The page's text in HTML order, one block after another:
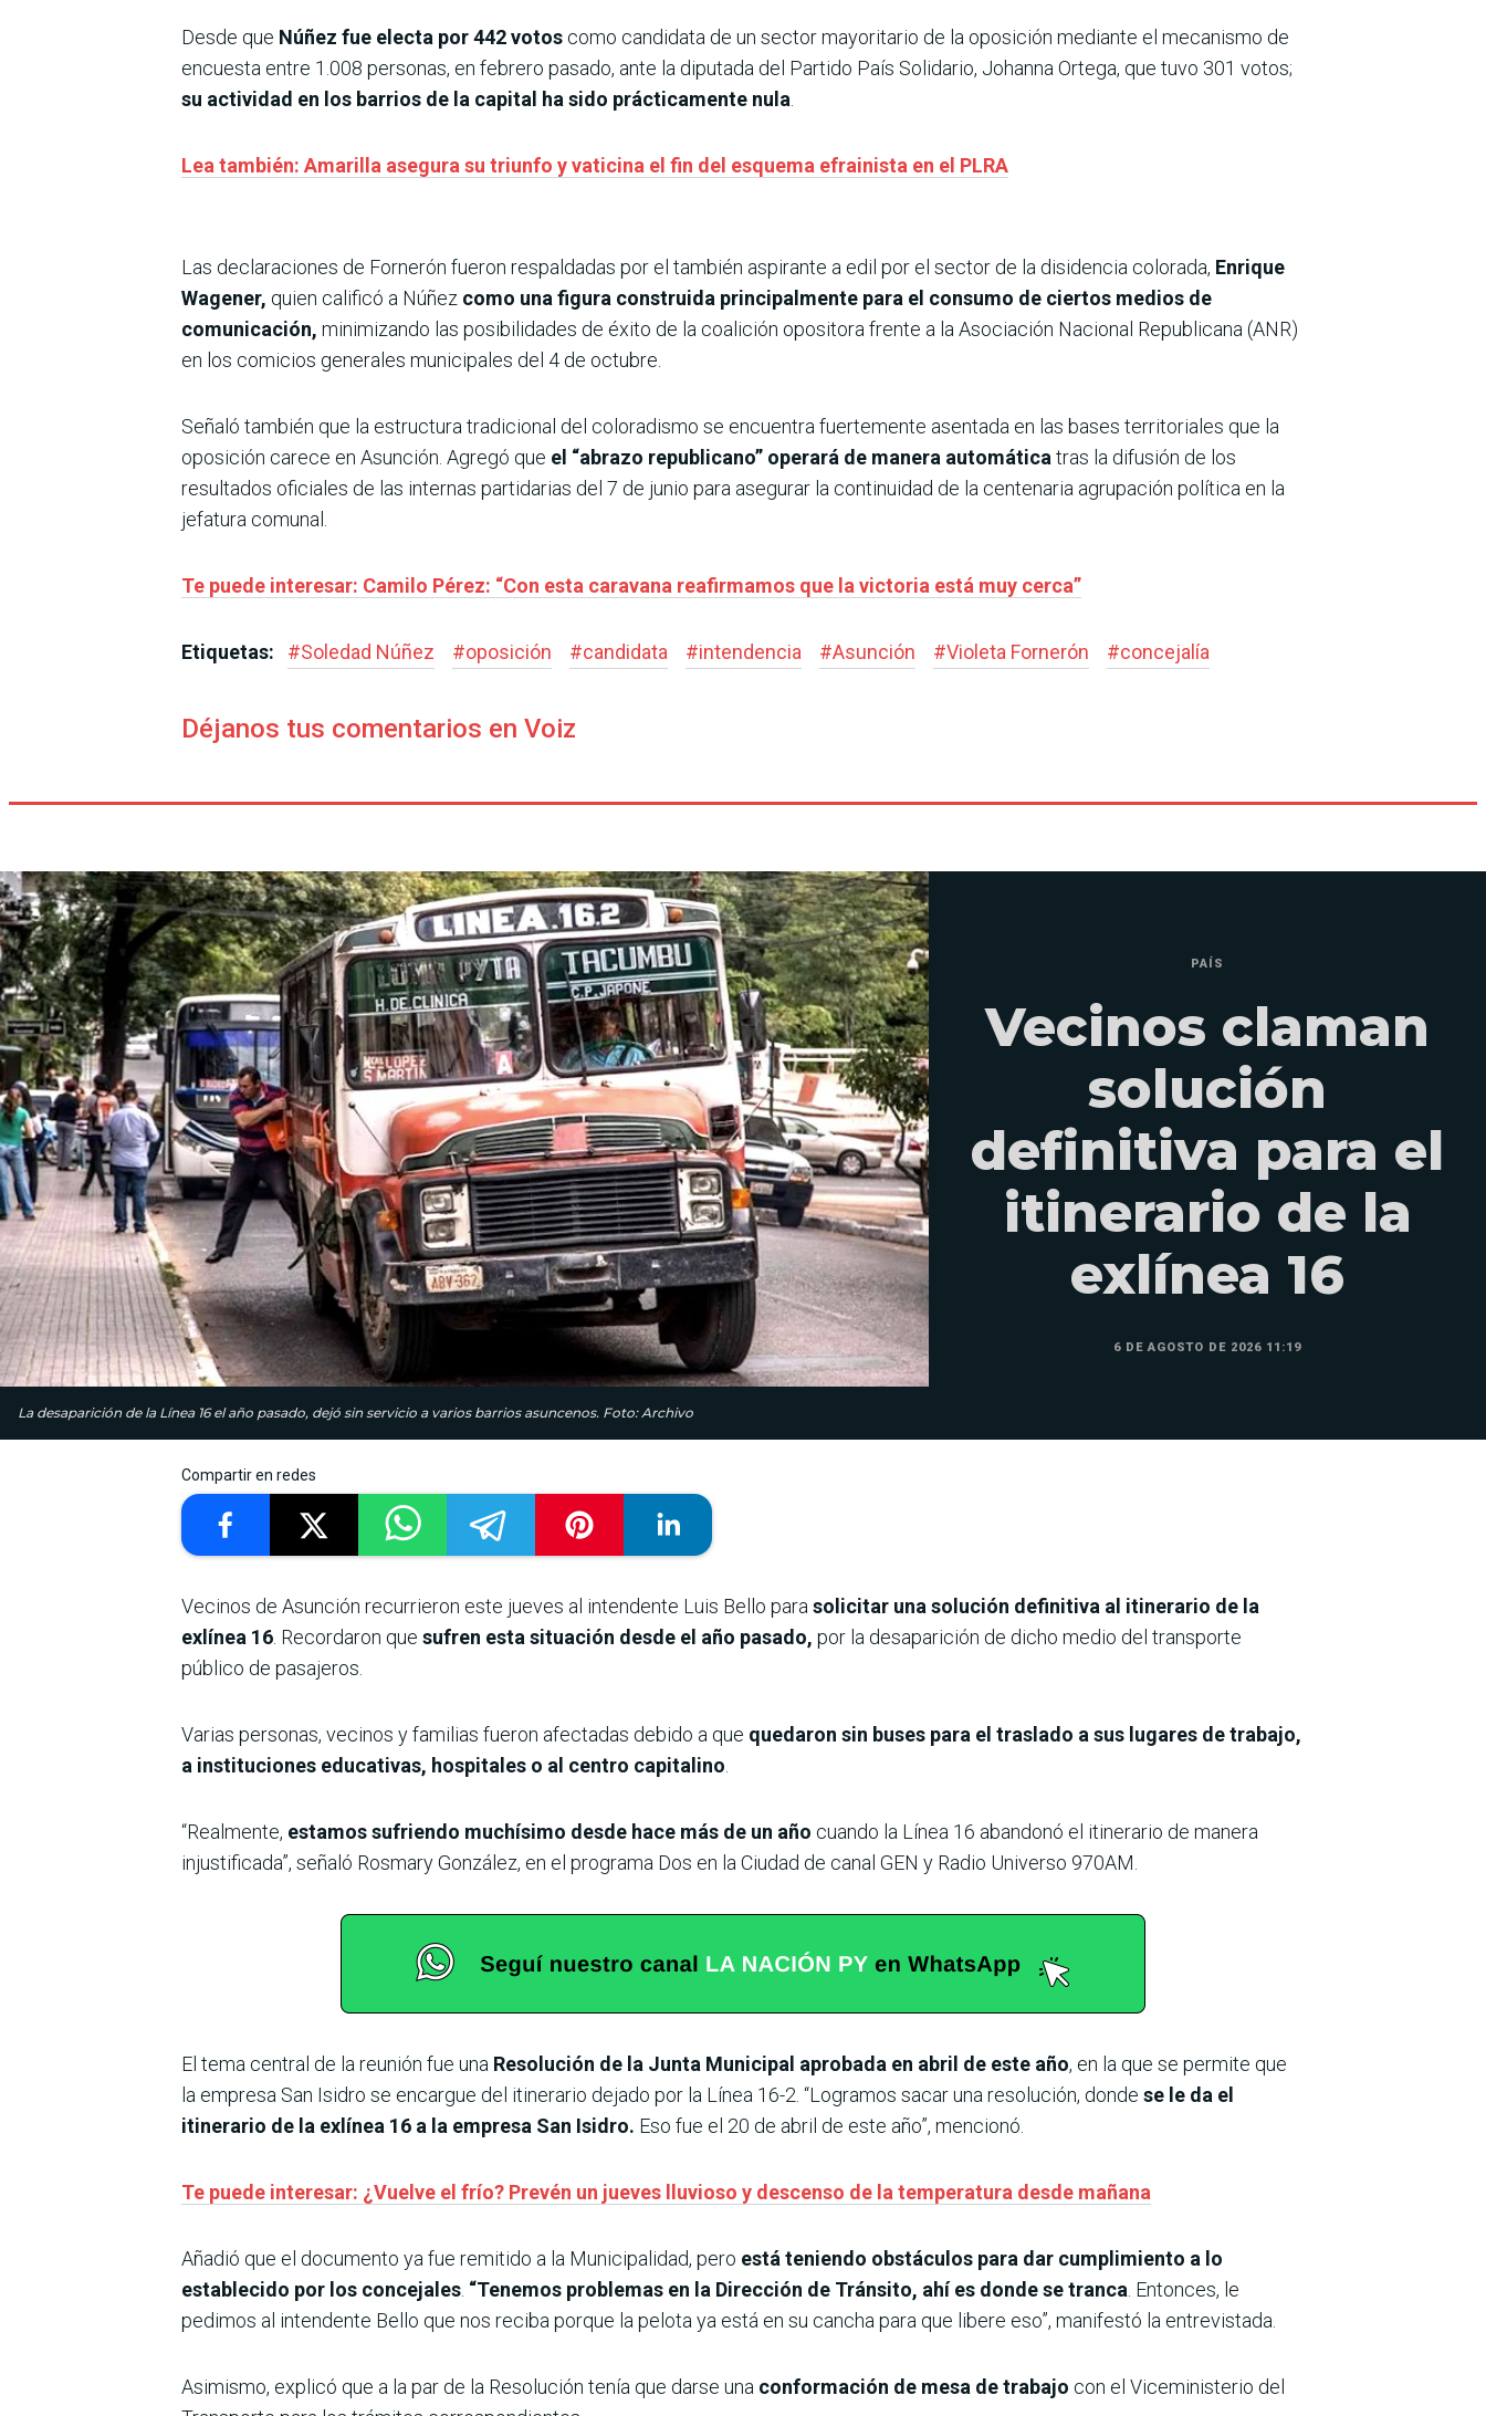
Desde que Núñez fue electa por 442 votos como candidata de un sector mayoritario de la oposición mediante el mecanismo de
encuesta entre 1.008 personas, en febrero pasado, ante la diputada del Partido País Solidario, Johanna Ortega, que tuvo 301 votos;
su actividad en los barrios de la capital ha sido prácticamente nula.
Lea también: Amarilla asegura su triunfo y vaticina el fin del esquema efrainista en el PLRA
Las declaraciones de Fornerón fueron respaldadas por el también aspirante a edil por el sector de la disidencia colorada, Enrique
Wagener, quien calificó a Núñez como una figura construida principalmente para el consumo de ciertos medios de
comunicación, minimizando las posibilidades de éxito de la coalición opositora frente a la Asociación Nacional Republicana (ANR)
en los comicios generales municipales del 4 de octubre.
Señaló también que la estructura tradicional del coloradismo se encuentra fuertemente asentada en las bases territoriales que la
oposición carece en Asunción. Agregó que el “abrazo republicano” operará de manera automáticatras la difusión de los
resultados oficiales de las internas partidarias del 7 de junio para asegurar la continuidad de la centenaria agrupación política en la
jefatura comunal.
Te puede interesar: Camilo Pérez: “Con esta caravana reafirmamos que la victoria está muy cerca”
Etiquetas: #Soledad Núñez #oposición #candidata #intendencia #Asunción #Violeta Fornerón #concejalía
Déjanos tus comentarios en Voiz
La desaparición de la Línea 16 el año pasado, dejó sin servicio a varios barrios asuncenos. Foto: Archivo
PAÍS
Vecinos claman
solución
definitiva para el
itinerario de la
exlínea 16
6 DE AGOSTO DE 2026 11:19
Compartir en redes
Vecinos de Asunción recurrieron este jueves al intendente Luis Bello para solicitar una solución definitiva al itinerario de la
exlínea 16 . Recordaron que sufren esta situación desde el año pasado, por la desaparición de dicho medio del transporte
público de pasajeros.
Varias personas, vecinos y familias fueron afectadas debido a que quedaron sin buses para el traslado a sus lugares de trabajo,
a instituciones educativas, hospitales o al centro capitalino
“Realmente, estamos sufriendo muchísimo desde hace más de un año cuando la Línea 16 abandonó el itinerario de manera
injustificada”, señaló Rosmary González, en el programa Dos en la Ciudad de canal GEN y Radio Universo 970AM.
El tema central de la reunión fue una Resolución de la Junta Municipal aprobada en abril de este año, en la que se permite que
la empresa San Isidro se encargue del itinerario dejado por la Línea 16-2. “Logramos sacar una resolución, donde se le da el
itinerario de la exlínea 16 a la empresa San Isidro. Eso fue el 20 de abril de este año”, mencionó.
Te puede interesar: ¿Vuelve el frío? Prevén un jueves lluvioso y descenso de la temperatura desde mañana
Añadió que el documento ya fue remitido a la Municipalidad, pero está teniendo obstáculos para dar cumplimiento a lo
establecido por los concejales “Tenemos problemas en la Dirección de Tránsito, ahí es donde se tranca . Entonces, le
pedimos al intendente Bello que nos reciba porque la pelota ya está en su cancha para que libere eso”, manifestó la entrevistada.
Asimismo, explicó que a la par de la Resolución tenía que darse una conformación de mesa de trabajo con el Viceministerio del